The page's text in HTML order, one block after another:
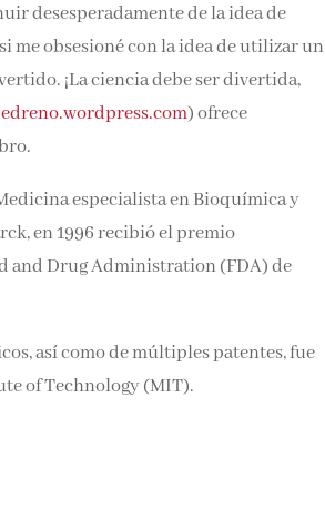
desesperadamente de la idea de
me obsesioné con la idea de utilizar un
¡La ciencia debe ser divertida,
) ofrece
especialista en Bioquímica y
en 1996 recibió el premio
and Drug Administration (FDA) de
así como de múltiples patentes, fue
of Technology (MIT).